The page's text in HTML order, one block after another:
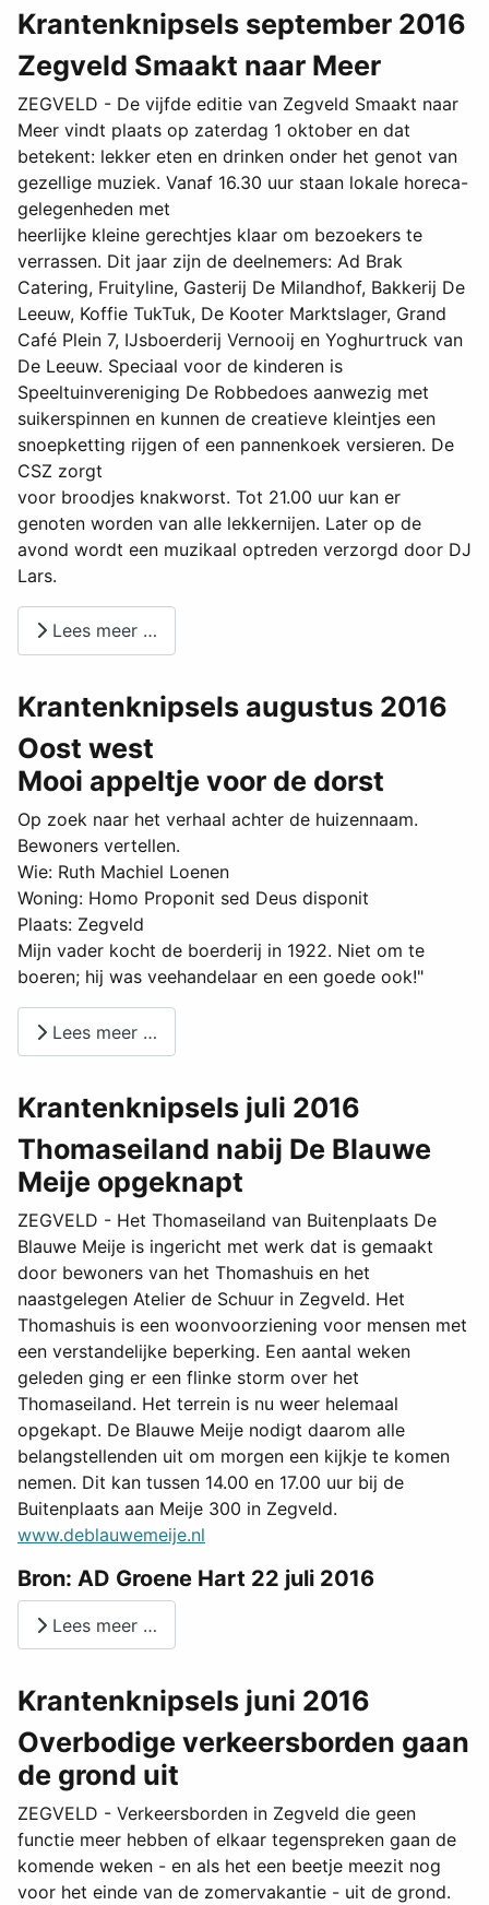
Krantenknipsels september 2016
Zegveld Smaakt naar Meer
ZEGVELD - De vijfde editie van Zegveld Smaakt naar
Meer vindt plaats op zaterdag 1 oktober en dat
betekent: lekker eten en drinken onder het genot van
gezellige muziek. Vanaf 16.30 uur staan lokale horeca-
gelegenheden met
heerlijke kleine gerechtjes klaar om bezoekers te
verrassen. Dit jaar zijn de deelnemers: Ad Brak
Catering, Fruityline, Gasterij De Milandhof, Bakkerij De
Leeuw, Koffie TukTuk, De Kooter Marktslager, Grand
Café Plein 7, IJsboerderij Vernooij en Yoghurtruck van
De Leeuw. Speciaal voor de kinderen is
Speeltuinvereniging De Robbedoes aanwezig met
suikerspinnen en kunnen de creatieve kleintjes een
snoepketting rijgen of een pannenkoek versieren. De
CSZ zorgt
voor broodjes knakworst. Tot 21.00 uur kan er
genoten worden van alle lekkernijen. Later op de
avond wordt een muzikaal optreden verzorgd door DJ
Lars.
Lees meer …
Krantenknipsels augustus 2016
Oost west
Mooi appeltje voor de dorst
Op zoek naar het verhaal achter de huizennaam.
Bewoners vertellen.
Wie: Ruth Machiel Loenen
Woning: Homo Proponit sed Deus disponit
Plaats: Zegveld
Mijn vader kocht de boerderij in 1922. Niet om te
boeren; hij was veehandelaar en een goede ook!"
Lees meer …
Krantenknipsels juli 2016
Thomaseiland nabij De Blauwe
Meije opgeknapt
ZEGVELD - Het Thomaseiland van Buitenplaats De
Blauwe Meije is ingericht met werk dat is gemaakt
door bewoners van het Thomashuis en het
naastgelegen Atelier de Schuur in Zegveld. Het
Thomashuis is een woonvoorziening voor mensen met
een verstandelijke beperking. Een aantal weken
geleden ging er een flinke storm over het
Thomaseiland. Het terrein is nu weer helemaal
opgekapt. De Blauwe Meije nodigt daarom alle
belangstellenden uit om morgen een kijkje te komen
nemen. Dit kan tussen 14.00 en 17.00 uur bij de
Buitenplaats aan Meije 300 in Zegveld.
www.deblauwemeije.nl
Bron: AD Groene Hart 22 juli 2016
Lees meer …
Krantenknipsels juni 2016
Overbodige verkeersborden gaan
de grond uit
ZEGVELD - Verkeersborden in Zegveld die geen
functie meer hebben of elkaar tegenspreken gaan de
komende weken - en als het een beetje meezit nog
voor het einde van de zomervakantie - uit de grond.